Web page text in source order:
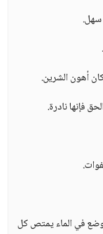
سهل.
أهون الشرين.
فإنها نادرة.
في الماء يمتص كل